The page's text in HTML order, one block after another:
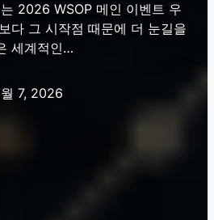
2026 WSOP 메인 이벤트 우
다 그 시작점 때문에 더 눈길을
세계적인…
7, 2026